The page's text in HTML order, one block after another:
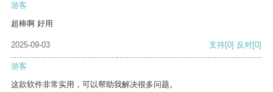
游客
超棒啊 好用
2025-09-03 支持[0] 反对[0]
游客
这款软件非常实用，可以帮助我解决很多问题。